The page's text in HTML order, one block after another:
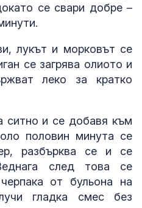
се свари добре –
лукът и морковът се
се загрява олиото и
леко за кратко
ситно и се добавя към
половин минута се
разбърква се и се
след това се
от бульона на
гладка смес без